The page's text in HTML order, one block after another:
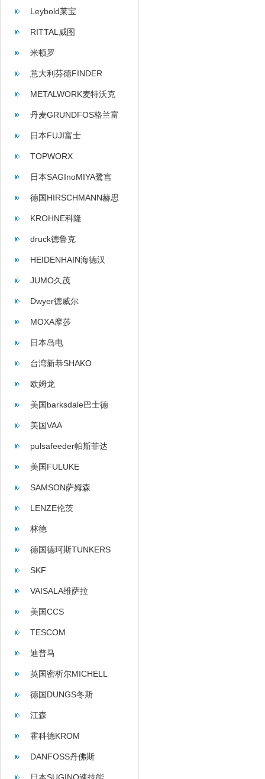
Leybold莱宝
RITTAL威图
米顿罗
意大利芬德FINDER
METALWORK麦特沃克
丹麦GRUNDFOS格兰富
日本FUJI富士
TOPWORX
日本SAGInoMIYA鹭宫
德国HIRSCHMANN赫思
曼
KROHNE科隆
druck德鲁克
HEIDENHAIN海德汉
JUMO久茂
Dwyer德威尔
MOXA摩莎
日本岛电
台湾新恭SHAKO
欧姆龙
美国barksdale巴士德
美国VAA
pulsafeeder帕斯菲达
美国FULUKE
SAMSON萨姆森
LENZE伦茨
林德
德国德珂斯TUNKERS
SKF
VAISALA维萨拉
美国CCS
TESCOM
迪普马
英国密析尔MICHELL
德国DUNGS冬斯
江森
霍科德KROM
DANFOSS丹佛斯